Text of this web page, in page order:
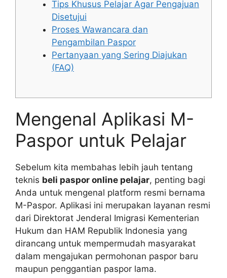
Tips Khusus Pelajar Agar Pengajuan
Disetujui
Proses Wawancara dan
Pengambilan Paspor
Pertanyaan yang Sering Diajukan
(FAQ)
Mengenal Aplikasi M-
Paspor untuk Pelajar
Sebelum kita membahas lebih jauh tentang
teknis beli paspor online pelajar, penting bagi
Anda untuk mengenal platform resmi bernama
M-Paspor. Aplikasi ini merupakan layanan resmi
dari Direktorat Jenderal Imigrasi Kementerian
Hukum dan HAM Republik Indonesia yang
dirancang untuk mempermudah masyarakat
dalam mengajukan permohonan paspor baru
maupun penggantian paspor lama.